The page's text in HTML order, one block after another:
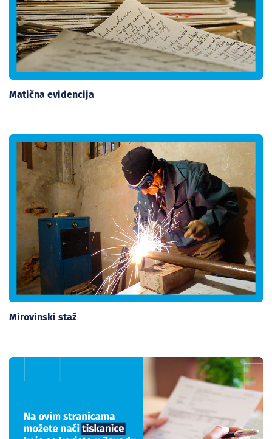
Matična evidencija
Mirovinski staž